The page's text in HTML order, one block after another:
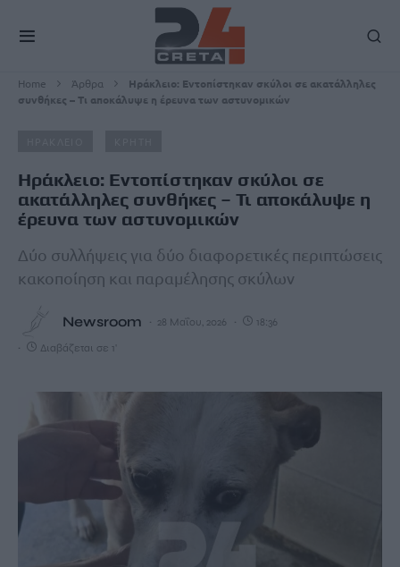
Home Άρθρα
Ηράκλειο: Εντοπίστηκαν σκύλοι σε ακατάλληλες
συνθήκες – Τι αποκάλυψε η έρευνα των αστυνομικών
Ηράκλειο: Εντοπίστηκαν σκύλοι σε
ακατάλληλες συνθήκες – Τι αποκάλυψε η
έρευνα των αστυνομικών
Δύο συλλήψεις για δύο διαφορετικές περιπτώσεις
κακοποίηση και παραμέλησης σκύλων
Newsroom 28 Μαΐου, 2026 18:36
Διαβάζεται σε 1'